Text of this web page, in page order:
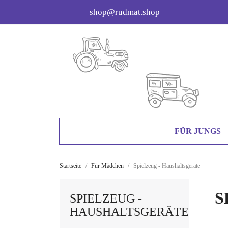
shop@rudmat.shop
FÜR JUNGS
Startseite Für Mädchen Spielzeug - Haushaltsgeräte
SPIELZEUG -
HAUSHALTSGERÄTE